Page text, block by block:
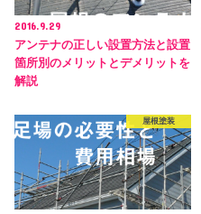
2016.9.29
アンテナの正しい設置方法と設置
箇所別のメリットとデメリットを
解説
屋根塗装